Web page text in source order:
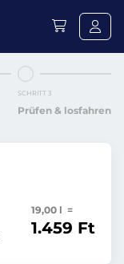
SCHRITT 3
Prüfen & losfahren
19,00 l =
1.459 Ft